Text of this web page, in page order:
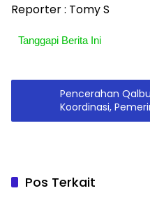
Reporter : Tomy S
Tanggapi Berita Ini
Pencerahan
Koordinasi,
Kecamatan
Pos Terkait
Berita